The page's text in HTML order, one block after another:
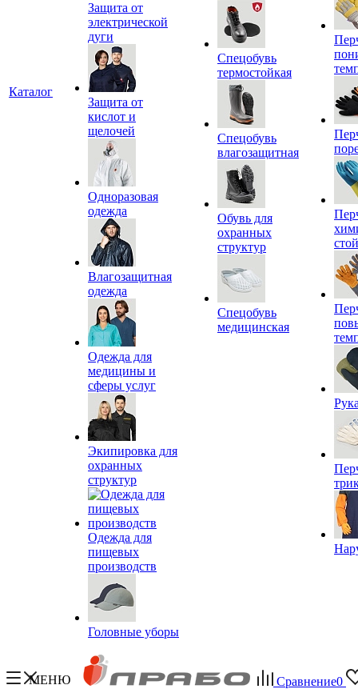
Каталог
Защита от
электрической
дуги
Защита от
кислот и
щелочей
Одноразовая
одежда
Влагозащитная
одежда
Одежда для
медицины и
сферы услуг
Экипировка для
охранных
структур
Одежда для
пищевых
производств
Головные уборы
Спецобувь
термостойкая
Спецобувь
влагозащитная
Обувь для
охранных
структур
Спецобувь
медицинская
МЕНЮ Сравнение0